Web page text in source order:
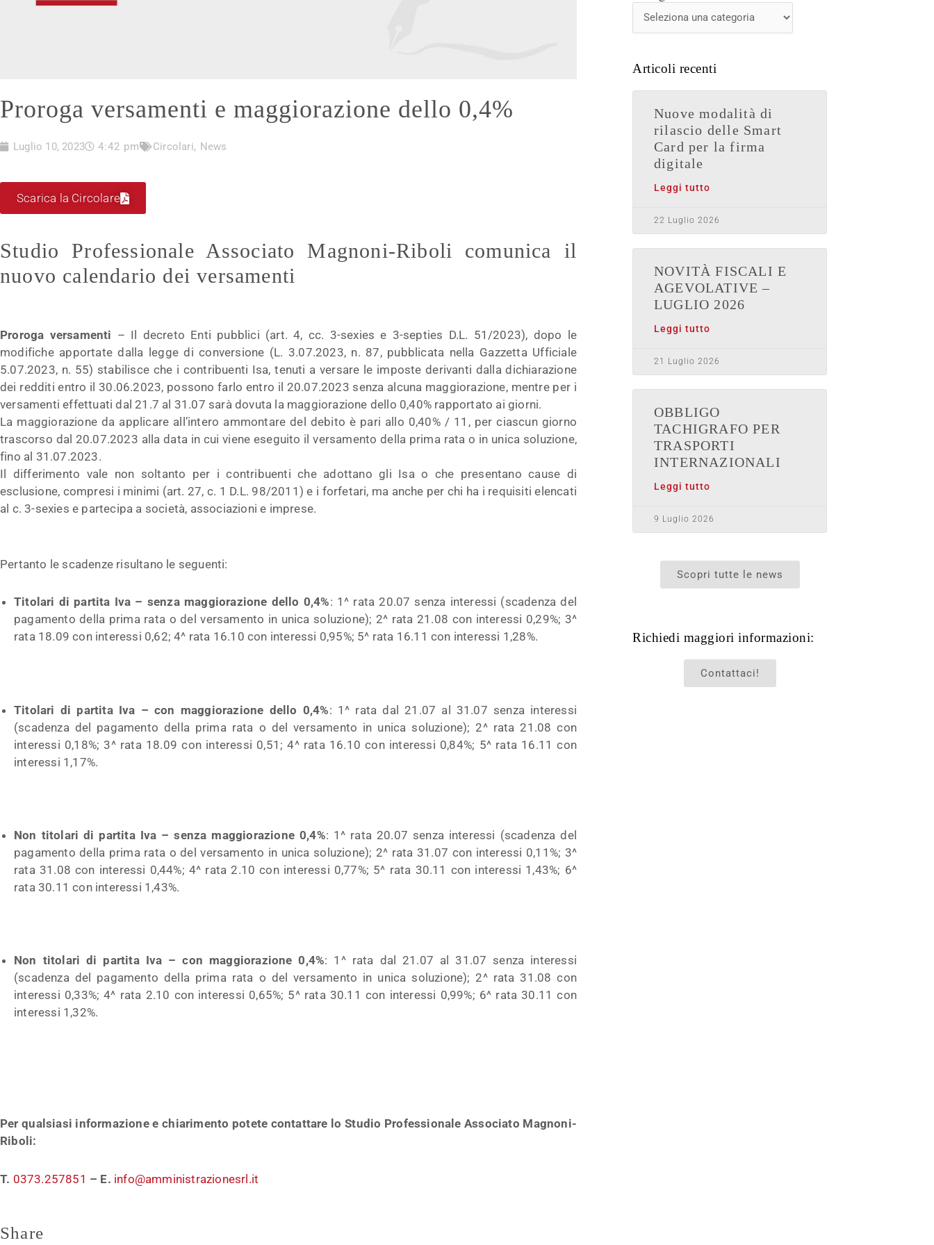
Proroga versamenti e maggiorazione dello 0,4%
Luglio 10, 2023 4:42 pm Circolari, News
Scarica la Circolare
Studio Professionale Associato Magnoni-Riboli comunica il
nuovo calendario dei versamenti
Proroga versamenti – Il decreto Enti pubblici (art. 4, cc. 3-sexies e 3-septies D.L. 51/2023), dopo le
modifiche apportate dalla legge di conversione (L. 3.07.2023, n. 87, pubblicata nella Gazzetta Ufficiale
5.07.2023, n. 55) stabilisce che i contribuenti Isa, tenuti a versare le imposte derivanti dalla dichiarazione
dei redditi entro il 30.06.2023, possono farlo entro il 20.07.2023 senza alcuna maggiorazione, mentre per i
versamenti effettuati dal 21.7 al 31.07 sarà dovuta la maggiorazione dello 0,40% rapportato ai giorni.
La maggiorazione da applicare all’intero ammontare del debito è pari allo 0,40% / 11, per ciascun giorno
trascorso dal 20.07.2023 alla data in cui viene eseguito il versamento della prima rata o in unica soluzione,
fino al 31.07.2023.
Il differimento vale non soltanto per i contribuenti che adottano gli Isa o che presentano cause di
esclusione, compresi i minimi (art. 27, c. 1 D.L. 98/2011) e i forfetari, ma anche per chi ha i requisiti elencati
al c. 3-sexies e partecipa a società, associazioni e imprese.
Pertanto le scadenze risultano le seguenti:
Titolari di partita Iva – senza maggiorazione dello 0,4%: 1^ rata 20.07 senza interessi (scadenza del
pagamento della prima rata o del versamento in unica soluzione); 2^ rata 21.08 con interessi 0,29%; 3^
rata 18.09 con interessi 0,62; 4^ rata 16.10 con interessi 0,95%; 5^ rata 16.11 con interessi 1,28%.
Titolari di partita Iva – con maggiorazione dello 0,4%: 1^ rata dal 21.07 al 31.07 senza interessi
(scadenza del pagamento della prima rata o del versamento in unica soluzione); 2^ rata 21.08 con
interessi 0,18%; 3^ rata 18.09 con interessi 0,51; 4^ rata 16.10 con interessi 0,84%; 5^ rata 16.11 con
interessi 1,17%.
Non titolari di partita Iva – senza maggiorazione 0,4%: 1^ rata 20.07 senza interessi (scadenza del
pagamento della prima rata o del versamento in unica soluzione); 2^ rata 31.07 con interessi 0,11%; 3^
rata 31.08 con interessi 0,44%; 4^ rata 2.10 con interessi 0,77%; 5^ rata 30.11 con interessi 1,43%; 6^
rata 30.11 con interessi 1,43%.
Non titolari di partita Iva – con maggiorazione 0,4%: 1^ rata dal 21.07 al 31.07 senza interessi
(scadenza del pagamento della prima rata o del versamento in unica soluzione); 2^ rata 31.08 con
interessi 0,33%; 4^ rata 2.10 con interessi 0,65%; 5^ rata 30.11 con interessi 0,99%; 6^ rata 30.11 con
interessi 1,32%.
Per qualsiasi informazione e chiarimento potete contattare lo Studio Professionale Associato Magnoni-
Riboli:
T. 0373.257851 – E. info@amministrazionesrl.it
Share
News
Articoli recenti
Nuove modalità di
rilascio delle Smart
Card per la firma
digitale
Leggi tutto
22 Luglio 2026
NOVITÀ FISCALI E
AGEVOLATIVE –
LUGLIO 2026
Leggi tutto
21 Luglio 2026
OBBLIGO
TACHIGRAFO PER
TRASPORTI
INTERNAZIONALI
Leggi tutto
9 Luglio 2026
Scopri tutte le news
Richiedi maggiori informazioni:
Contattaci!